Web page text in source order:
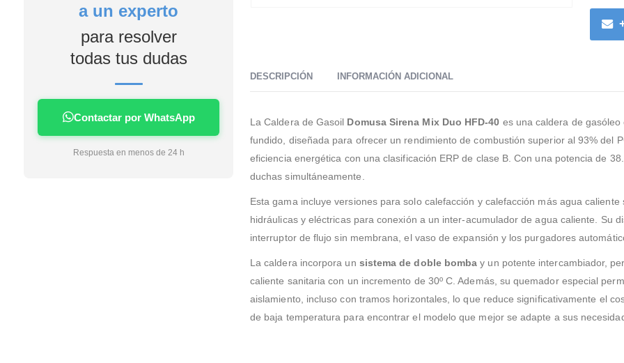
DESCRIPCIÓN INFORMACIÓN ADICIONAL
La Caldera de Gasoil Domusa Sirena Mix Duo HFD-40 es una caldera de
fundido, diseñada para ofrecer un rendimiento de combustión superior al 93% del
eficiencia energética con una clasificación ERP de clase B. Con una potencia de
duchas simultáneamente.
Esta gama incluye versiones para solo calefacción y calefacción más agua
hidráulicas y eléctricas para conexión a un inter-acumulador de agua caliente. Su
interruptor de flujo sin membrana, el vaso de expansión y los purgadores
La caldera incorpora un sistema de doble bomba y un potente intercambiador,
caliente sanitaria con un incremento de 30º C. Además, su quemador especial
aislamiento, incluso con tramos horizontales, lo que reduce significativamente el
de baja temperatura para encontrar el modelo que mejor se adapte a sus
4 días me lo estaban
instalando en casa facilidad
de financiación sin intereses
en mi caso la instalación unos
profesionales no tardaron
nada apenas ensuciaron la
casa nada dejaron todo
limpio servicio rápido limpio y
eficaz si tengo que poner algo
a futuro sin duda será con
esta empresa.
a un experto
para resolver
todas tus dudas
Contactar por WhatsApp
Respuesta en menos de 24 h